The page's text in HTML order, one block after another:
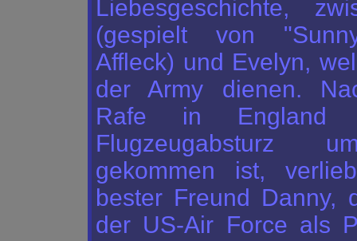
Liebesgeschichte,
(gespielt von
Affleck) und Evelyn,
der Army dienen.
Rafe in England
Flugzeugabsturz
gekommen ist,
bester Freund Danny,
der US-Air Force als